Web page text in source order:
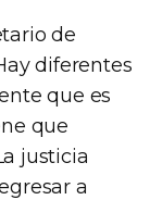
de
diferentes
que es
que
justicia
a